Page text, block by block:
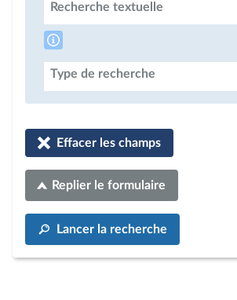
Recherche textuelle
Type de recherche
Effacer les champs
Replier le formulaire
Lancer la recherche